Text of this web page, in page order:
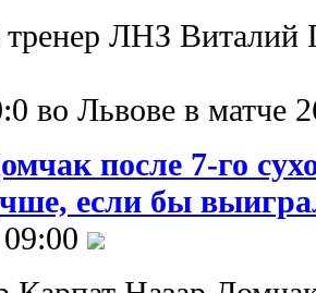
ЛНЗ Виталий
во Львове в
после 7-го
если бы